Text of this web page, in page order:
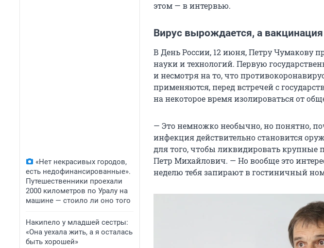
«Нет некрасивых городов,
есть недофинансированные».
Путешественники проехали
2000 километров по Уралу на
машине — стоило ли оно того
Накипело у младшей сестры:
«Она уехала жить, а я осталась
быть хорошей»
этом — в интервью.
Вирус вырождается, а
В День России, 12 июня, Петру Чумакову
науки и технологий. Первую
и несмотря на то, что
применяются, перед встречей с
на некоторое время изолироваться от
— Это немножко необычно, но понятно,
инфекция действительно становится
для того, чтобы ликвидировать крупные
Петр Михайлович. — Но вообще это
неделю тебя запирают в гостиничный